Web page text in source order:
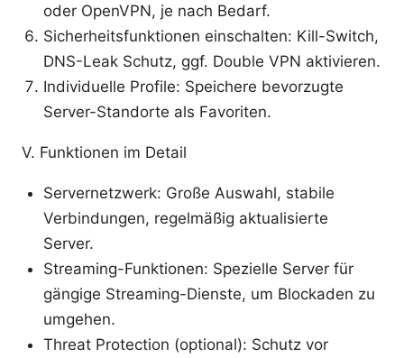
oder OpenVPN, je nach Bedarf.
Sicherheitsfunktionen einschalten: Kill-Switch,
DNS-Leak Schutz, ggf. Double VPN aktivieren.
Individuelle Profile: Speichere bevorzugte
Server-Standorte als Favoriten.
V. Funktionen im Detail
Servernetzwerk: Große Auswahl, stabile
Verbindungen, regelmäßig aktualisierte
Server.
Streaming-Funktionen: Spezielle Server für
gängige Streaming-Dienste, um Blockaden zu
umgehen.
Threat Protection (optional): Schutz vor